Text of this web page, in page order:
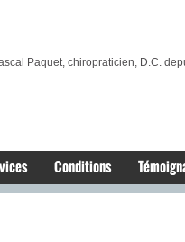
Paquet, chiropraticien, D.C.
Conditions